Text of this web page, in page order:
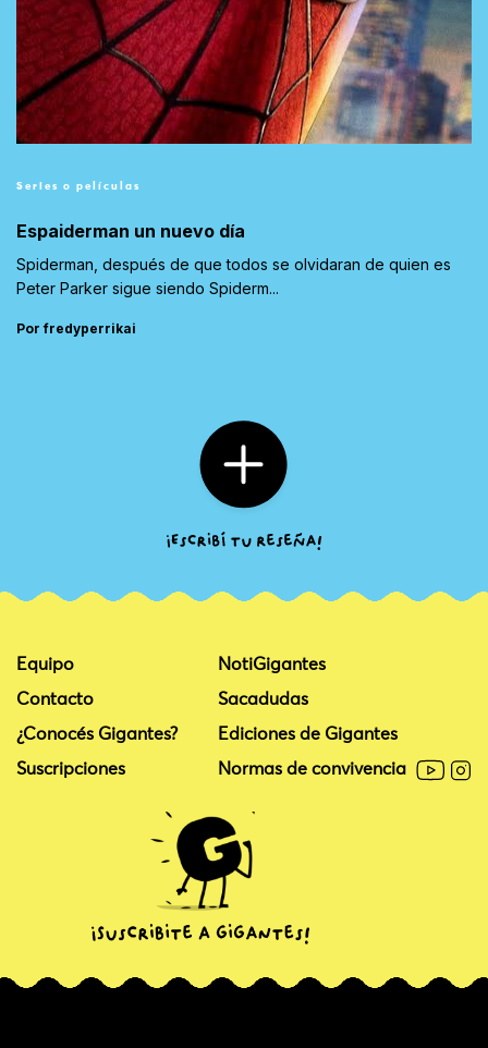
Series o películas
Espaiderman un nuevo día
Spiderman, después de que todos se olvidaran de quien es
Peter Parker sigue siendo Spiderm...
Por fredyperrikai
Equipo
Contacto
¿Conocés Gigantes?
Suscripciones
NotiGigantes
Sacadudas
Ediciones de Gigantes
Normas de convivencia